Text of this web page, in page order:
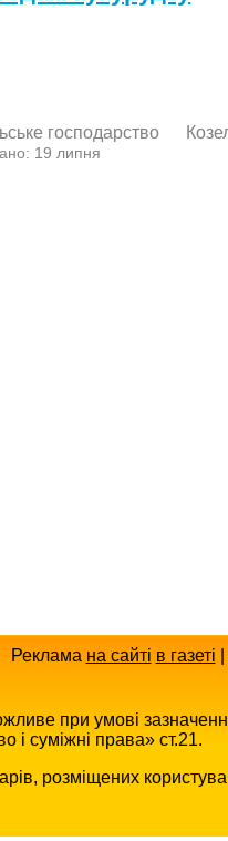
господарство
19 липня
Реклама на сайті в газеті
при умові
і суміжні права» ст.21.
розміщених